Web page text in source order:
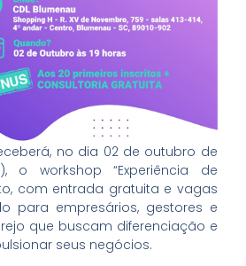
no dia 02 de outubro de
o workshop “Experiência de
com entrada gratuita e vagas
para empresários, gestores e
que buscam diferenciação e
seus negócios.